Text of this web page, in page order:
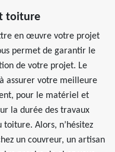
toiture
en œuvre votre projet
permet de garantir le
de votre projet. Le
assurer votre meilleure
pour le matériel et
la durée des travaux
Alors, n’hésitez
un couvreur, un artisan